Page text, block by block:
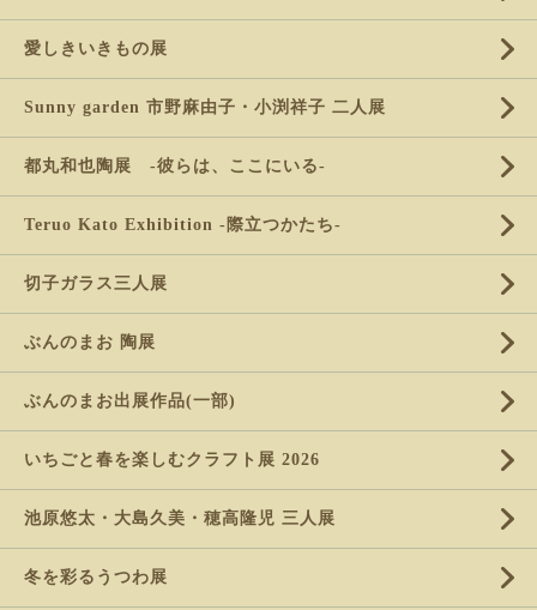
愛しきいきもの展
Sunny garden 市野麻由子・小渕祥子 二人展
都丸和也陶展 -彼らは、ここにいる-
Teruo Kato Exhibition -際立つかたち-
切子ガラス三人展
ぶんのまお 陶展
ぶんのまお出展作品(一部)
いちごと春を楽しむクラフト展 2026
池原悠太・大島久美・穂高隆児 三人展
冬を彩るうつわ展